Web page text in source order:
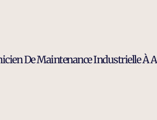
De Maintenance Industrielle À